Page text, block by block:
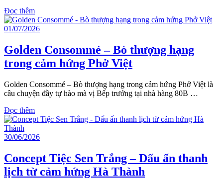
Đọc thêm
01/07/2026
Golden Consommé – Bò thượng hạng
trong cảm hứng Phở Việt
Golden Consommé – Bò thượng hạng trong cảm hứng Phở Việt là
câu chuyện đầy tự hào mà vị Bếp trưởng tại nhà hàng 80B …
Đọc thêm
30/06/2026
Concept Tiệc Sen Trắng – Dấu ấn thanh
lịch từ cảm hứng Hà Thành